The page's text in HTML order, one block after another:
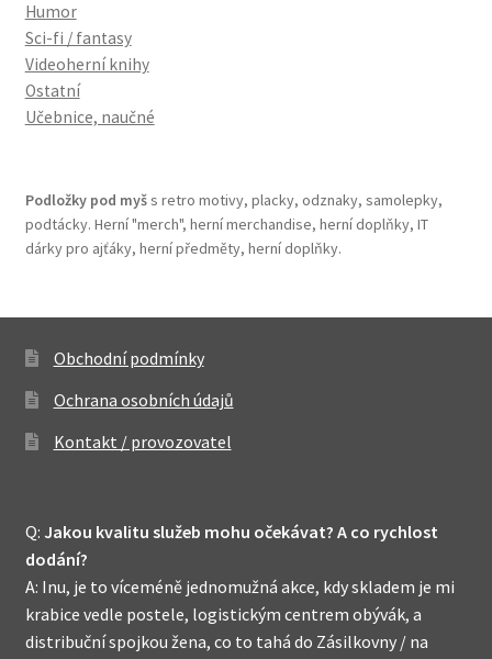
Humor
Sci-fi / fantasy
Videoherní knihy
Ostatní
Učebnice, naučné
Podložky pod myšs retro motivy, placky, odznaky, samolepky,
podtácky. Herní "merch", herní merchandise, herní doplňky, IT
dárky pro ajťáky, herní předměty, herní doplňky.
Obchodní podmínky
Ochrana osobních údajů
Kontakt / provozovatel
Q: Jakou kvalitu služeb mohu očekávat? A co rychlost
dodání?
A: Inu, je to víceméně jednomužná akce, kdy skladem je mi
krabice vedle postele, logistickým centrem obývák, a
distribuční spojkou žena, co to tahá do Zásilkovny / na